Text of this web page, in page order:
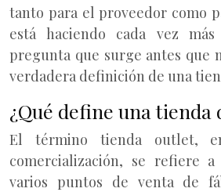
tanto para el proveedor como
está haciendo cada vez
pregunta que surge antes que
verdadera definición de una
¿Qué define una tienda
El término tienda outlet,
comercialización, se refiere
varios puntos de venta de